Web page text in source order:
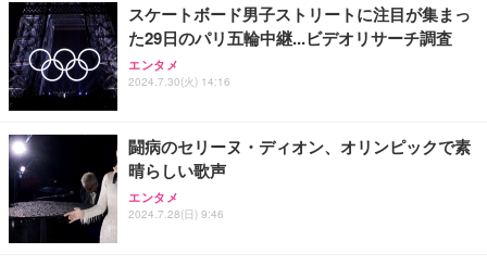
スケートボード男子ストリートに注目が集まっ
た29日のパリ五輪中継...ビデオリサーチ調査
エンタメ
2024.7.30(火) 14:16
闘病のセリーヌ・ディオン、オリンピックで素
晴らしい歌声
エンタメ
2024.7.28(日) 9:46